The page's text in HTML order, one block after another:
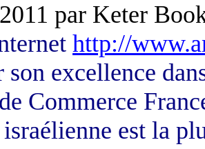
par Keter
http://
son excellence
Commerce
israélienne est la